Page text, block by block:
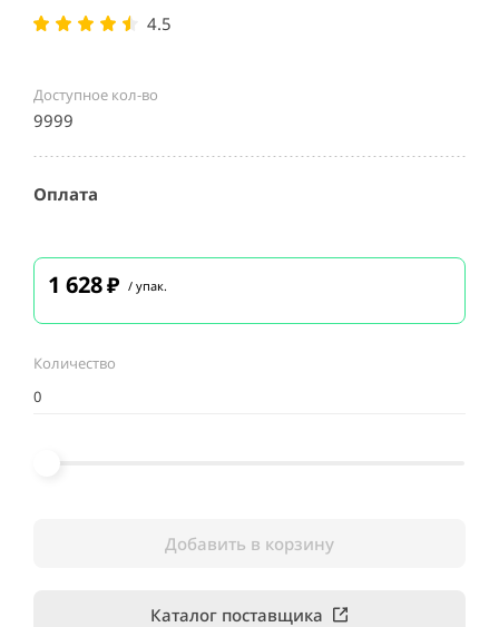
4.5
Доступное кол-во
9999
Оплата
1 628₽ / упак.
Количество
Добавить в корзину
Каталог поставщика